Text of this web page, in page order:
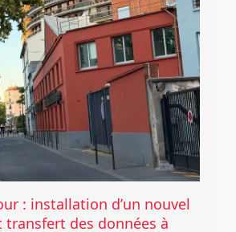
: installation d’un nouvel
des données à